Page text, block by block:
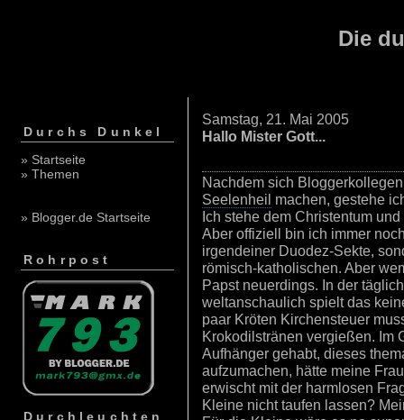
Die
Durchs Dunkel
» Startseite
» Themen
» Blogger.de Startseite
Rohrpost
Durchleuchten
Samstag, 21. Mai 2005
Hallo Mister Gott...
Nachdem sich
Seelenheil machen, gestehe
Ich stehe dem Christentum
Aber offiziell bin ich immer
irgendeiner Duodez-Sekte,
römisch-katholischen. Aber
Papst neuerdings. In der
weltanschaulich spielt das
paar Kröten Kirchensteuer
Krokodilstränen vergießen. Im
Aufhänger gehabt, dieses
aufzumachen, hätte meine
erwischt mit der harmlosen
Kleine nicht taufen lassen?